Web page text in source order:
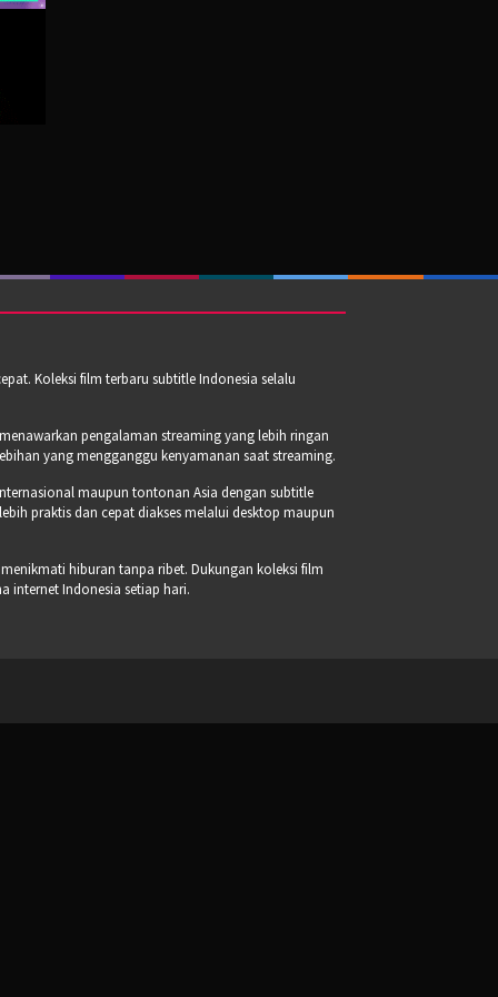
Koleksi film terbaru subtitle Indonesia selalu
pengalaman streaming yang lebih ringan
yang mengganggu kenyamanan saat streaming.
maupun tontonan Asia dengan subtitle
praktis dan cepat diakses melalui desktop maupun
hiburan tanpa ribet. Dukungan koleksi film
internet Indonesia setiap hari.